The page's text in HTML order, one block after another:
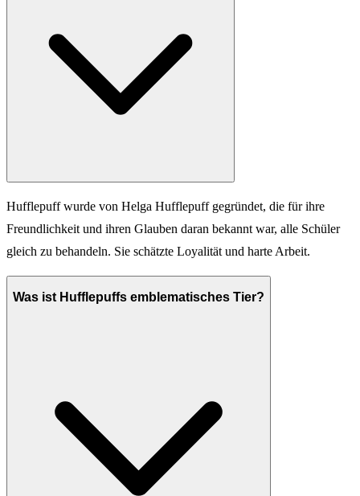
Hufflepuff wurde von Helga Hufflepuff gegründet, die für ihre
Freundlichkeit und ihren Glauben daran bekannt war, alle Schüler
gleich zu behandeln. Sie schätzte Loyalität und harte Arbeit.
Was ist Hufflepuffs emblematisches Tier?